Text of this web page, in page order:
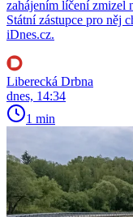
zahájením líčení zmizel
Státní zástupce pro něj
iDnes.cz.
Liberecká Drbna
dnes, 14:34
1 min